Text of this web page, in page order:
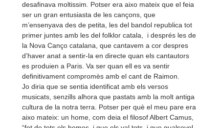
desafinava moltissim. Potser era aixo mateix que el feia
ser un gran entusiasta de les cançons, que
m’ensenyava des de petita, les del bandol republica tot
primer juntes amb les del folklor catala, i després les de
la Nova Canço catalana, que cantavem a cor despres
d’haver anat a sentir-la en directe quan els cantautors
es produien a Paris. Va ser quan ell es va sentir
definitivament compromès amb el cant de Raimon.
Jo diria que se sentia identificat amb els versos
musicats, senzills alhora que pastats amb la molt antiga
cultura de la notra terra. Potser per què el meu pare era
aixo mateix: un home, com deia el filosof Albert Camus,